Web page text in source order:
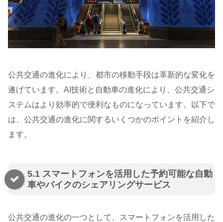
公共交通の進化により、都市の移動手段は革新的な変化を
遂げています。AI技術と自動車の進化により、公共交通シ
ステムはより効率的で便利なものになっています。以下で
は、公共交通の進化に関するいくつかのポイントを紹介し
ます。
5.1 スマートフォンを活用した予約可能な自動
車やバイクのシェアリングサービス
公共交通の進化の一つとして、スマートフォンを活用した